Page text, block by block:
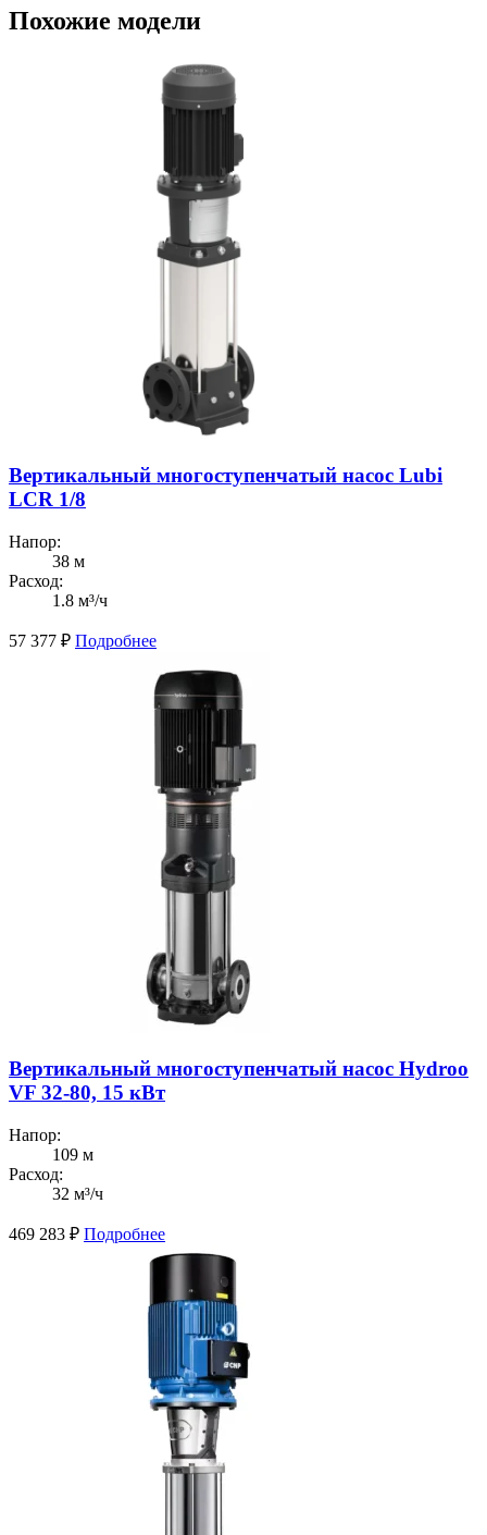
Похожие модели
Вертикальный многоступенчатый насос Lubi
LCR 1/8
Напор:
38 м
Расход:
1.8 м³/ч
57 377 ₽ Подробнее
Вертикальный многоступенчатый насос Hydroo
VF 32-80, 15 кВт
Напор:
109 м
Расход:
32 м³/ч
469 283 ₽ Подробнее